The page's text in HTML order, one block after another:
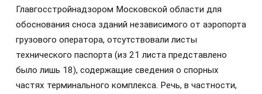
Главгосстройнадзором Московской области для
обоснования сноса зданий независимого от аэропорта
грузового оператора, отсутствовали листы
технического паспорта (из 21 листа представлено
было лишь 18), содержащие сведения о спорных
частях терминального комплекса. Речь, в частности,